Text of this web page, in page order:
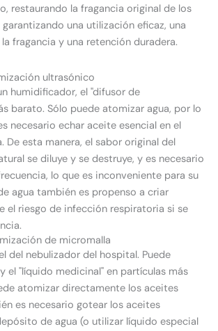
restaurando la fragancia original de los
una utilización eficaz, una
fragancia y una retención duradera.
ultrasónico
humidificador, el "difusor de
barato. Sólo puede atomizar agua, por lo
necesario echar aceite esencial en el
De esta manera, el sabor original del
se diluye y se destruye, y es necesario
lo que es inconveniente para su
agua también es propenso a criar
el riesgo de infección respiratoria si se
de micromalla
del nebulizador del hospital. Puede
el "líquido medicinal" en partículas más
atomizar directamente los aceites
es necesario gotear los aceites
de agua (o utilizar líquido especial